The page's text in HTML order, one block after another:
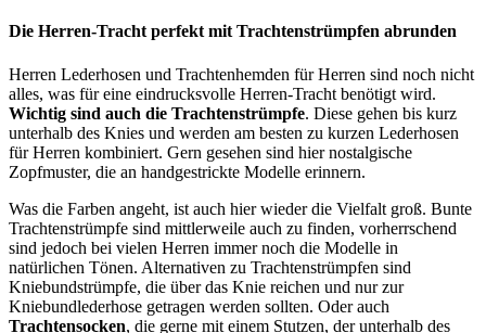
Die Herren-Tracht perfekt mit Trachtenstrümpfen abrunden
Herren Lederhosen und Trachtenhemden für Herren sind noch nicht
alles, was für eine eindrucksvolle Herren-Tracht benötigt wird.
Wichtig sind auch die Trachtenstrümpfe. Diese gehen bis kurz
unterhalb des Knies und werden am besten zu kurzen Lederhosen
für Herren kombiniert. Gern gesehen sind hier nostalgische
Zopfmuster, die an handgestrickte Modelle erinnern.
Was die Farben angeht, ist auch hier wieder die Vielfalt groß. Bunte
Trachtenstrümpfe sind mittlerweile auch zu finden, vorherrschend
sind jedoch bei vielen Herren immer noch die Modelle in
natürlichen Tönen. Alternativen zu Trachtenstrümpfen sind
Kniebundstrümpfe, die über das Knie reichen und nur zur
Kniebundlederhose getragen werden sollten. Oder auch
Trachtensocken, die gerne mit einem Stutzen, der unterhalb des